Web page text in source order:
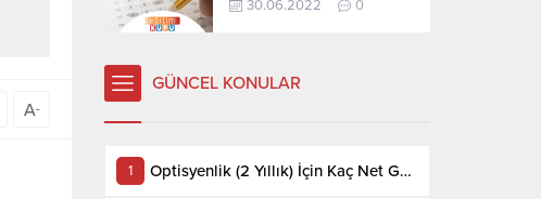
A-
30.06.2022 0
GÜNCEL KONULAR
Optisyenlik (2 Yıllık) İçin Kaç Net Gerekir 2022